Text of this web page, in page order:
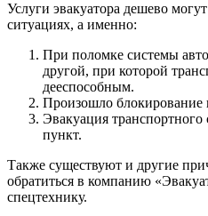
Услуги эвакуатора дешево
ситуациях, а именно:
При поломке системы
другой, при которой
дееспособным.
Произошло блокирование
Эвакуация транспортного
пункт.
Также существуют и другие
обратиться в компанию
спецтехнику.